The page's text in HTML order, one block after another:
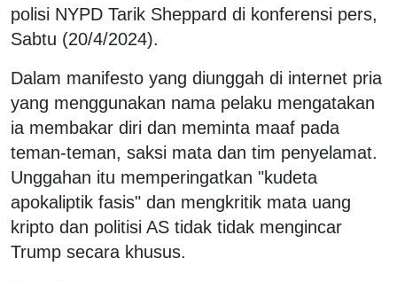
polisi NYPD Tarik Sheppard di konferensi pers,
Sabtu (20/4/2024).
Dalam manifesto yang diunggah di internet pria
yang menggunakan nama pelaku mengatakan
ia membakar diri dan meminta maaf pada
teman-teman, saksi mata dan tim penyelamat.
Unggahan itu memperingatkan "kudeta
apokaliptik fasis" dan mengkritik mata uang
kripto dan politisi AS tidak tidak mengincar
Trump secara khusus.